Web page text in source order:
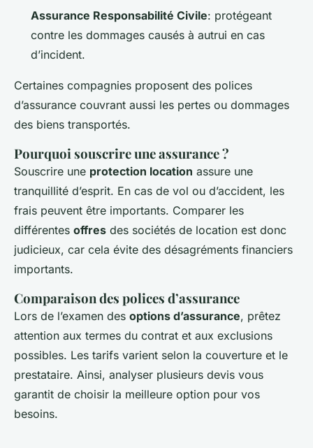
Assurance Responsabilité Civile: protégeant
contre les dommages causés à autrui en cas
d’incident.
Certaines compagnies proposent des polices
d’assurance couvrant aussi les pertes ou dommages
des biens transportés.
Pourquoi souscrire une assurance ?
Souscrire une protection location assure une
tranquillité d’esprit. En cas de vol ou d’accident, les
frais peuvent être importants. Comparer les
différentes offres des sociétés de location est donc
judicieux, car cela évite des désagréments financiers
importants.
Comparaison des polices d’assurance
Lors de l’examen des options d’assurance, prêtez
attention aux termes du contrat et aux exclusions
possibles. Les tarifs varient selon la couverture et le
prestataire. Ainsi, analyser plusieurs devis vous
garantit de choisir la meilleure option pour vos
besoins.